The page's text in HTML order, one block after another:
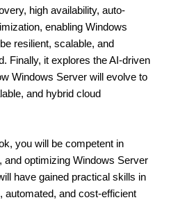
high availability, auto-
enabling Windows
resilient, scalable, and
Finally, it explores the AI-driven
Windows Server will evolve to
and hybrid cloud
you will be competent in
and optimizing Windows Server
have gained practical skills in
automated, and cost-efficient